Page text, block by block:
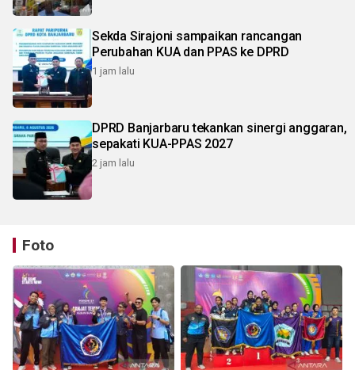
Sekda Sirajoni sampaikan rancangan
Perubahan KUA dan PPAS ke DPRD
1 jam lalu
DPRD Banjarbaru tekankan sinergi anggaran,
sepakati KUA-PPAS 2027
2 jam lalu
Foto